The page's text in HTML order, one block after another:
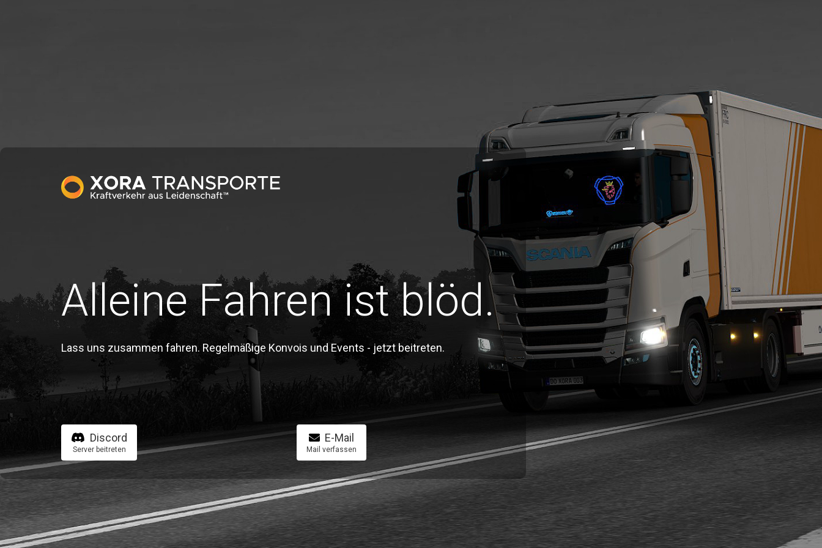
Alleine Fahren ist blöd.
Lass uns zusammen fahren. Regelmäßige Konvois und Events - jetzt beitreten.
Discord
Server beitreten
E-Mail
Mail verfassen